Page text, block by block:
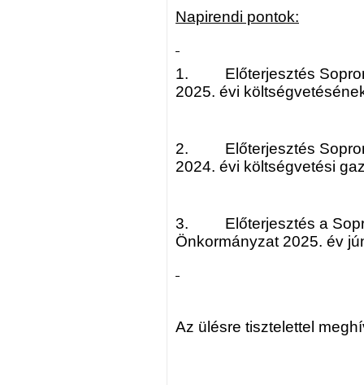
Napirendi pontok:
1. Előterjesztés Soproni
2025. évi
2. Előterjesztés Soproni
2024. évi költségvetési
3. Előterjesztés a
Önkormányzat 2025. év
Az ülésre tisztelettel